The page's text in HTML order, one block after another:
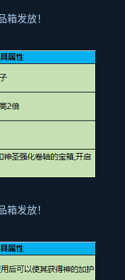
箱发放！
箱发放！